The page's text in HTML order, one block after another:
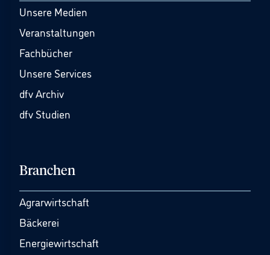
Unsere Medien
Veranstaltungen
Fachbücher
Unsere Services
dfv Archiv
dfv Studien
Branchen
Agrarwirtschaft
Bäckerei
Energiewirtschaft